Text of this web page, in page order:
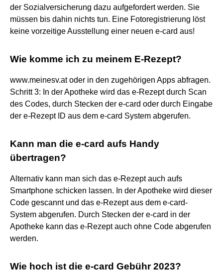
der Sozialversicherung dazu aufgefordert werden. Sie
müssen bis dahin nichts tun. Eine Fotoregistrierung löst
keine vorzeitige Ausstellung einer neuen e-card aus!
Wie komme ich zu meinem E-Rezept?
www.meinesv.at oder in den zugehörigen Apps abfragen.
Schritt 3: In der Apotheke wird das e-Rezept durch Scan
des Codes, durch Stecken der e-card oder durch Eingabe
der e-Rezept ID aus dem e-card System abgerufen.
Kann man die e-card aufs Handy
übertragen?
Alternativ kann man sich das e-Rezept auch aufs
Smartphone schicken lassen. In der Apotheke wird dieser
Code gescannt und das e-Rezept aus dem e-card-
System abgerufen. Durch Stecken der e-card in der
Apotheke kann das e-Rezept auch ohne Code abgerufen
werden.
Wie hoch ist die e-card Gebühr 2023?